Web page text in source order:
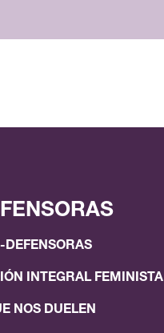
DEFENSORAS
INTEGRAL FEMINISTA
NOS DUELEN